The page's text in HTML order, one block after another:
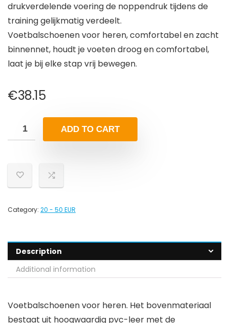
drukverdelende voering de noppendruk tijdens de
training gelijkmatig verdeelt.
Voetbalschoenen voor heren, comfortabel en zacht
binnennet, houdt je voeten droog en comfortabel,
laat je bij elke stap vrij bewegen.
€38.15
ADD TO CART
Category: 20 - 50 EUR
Description
Additional information
Voetbalschoenen voor heren. Het bovenmateriaal
bestaat uit hoogwaardig pvc-leer met de